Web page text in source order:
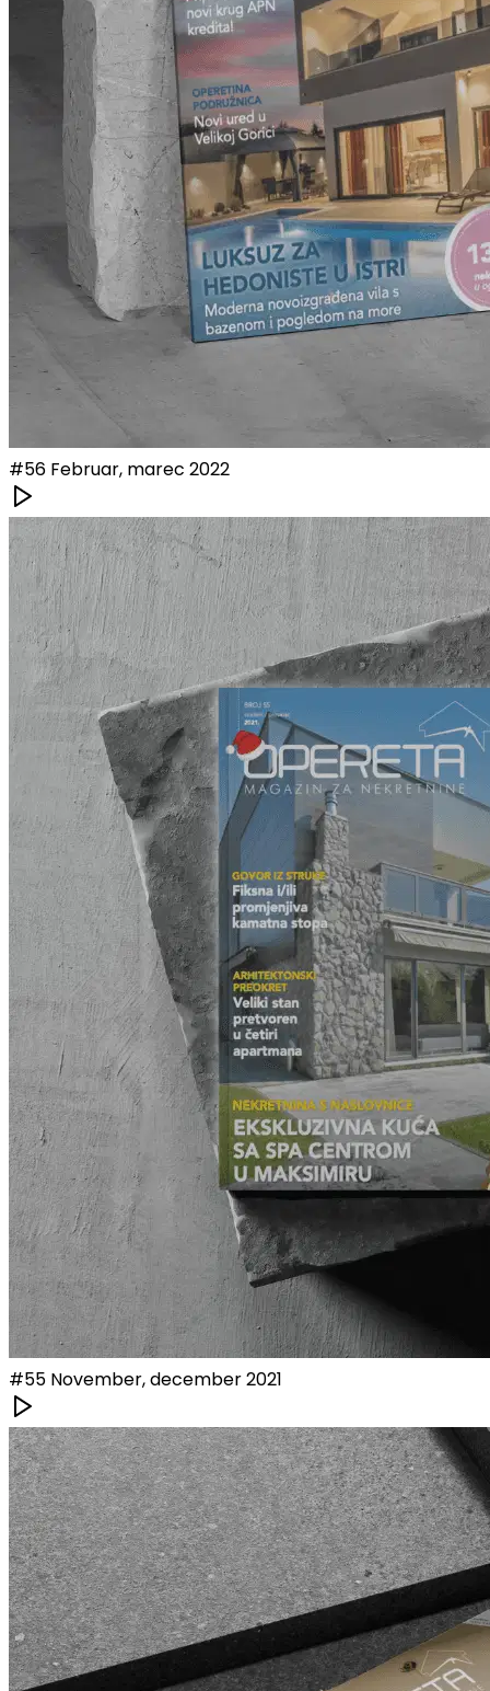
#56 Februar, marec 2022
#55 November, december 2021